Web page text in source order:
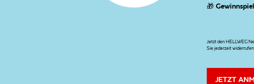
🎁
Jetzt den HELLWEG
Sie jederzeit
JETZT